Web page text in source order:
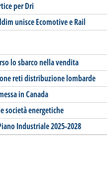
per Dri
unisce Ecomotive e Rail
lo sbarco nella vendita
reti distribuzione lombarde
in Canada
società energetiche
Industriale 2025-2028